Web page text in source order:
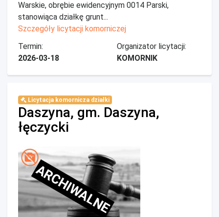
Warskie, obrębie ewidencyjnym 0014 Parski,
stanowiąca działkę grunt...
Szczegóły licytacji komorniczej
Termin:
2026-03-18
Organizator licytacji:
KOMORNIK
Licytacja komornicza działki
Daszyna, gm. Daszyna,
łęczycki
ARCHIWALNE